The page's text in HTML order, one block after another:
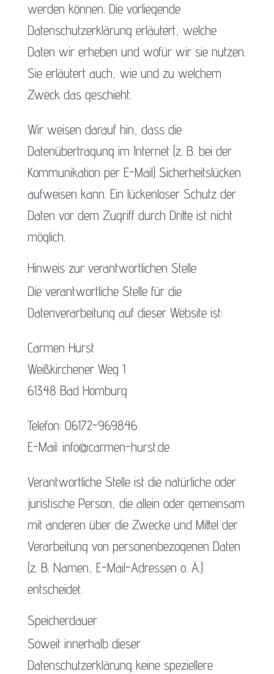
werden können. Die vorliegende
Datenschutzerklärung erläutert, welche
Daten wir erheben und wofür wir sie nutzen.
Sie erläutert auch, wie und zu welchem
Zweck das geschieht.
Wir weisen darauf hin, dass die
Datenübertragung im Internet (z. B. bei der
Kommunikation per E-Mail) Sicherheitslücken
aufweisen kann. Ein lückenloser Schutz der
Daten vor dem Zugriff durch Dritte ist nicht
möglich.
Hinweis zur verantwortlichen Stelle
Die verantwortliche Stelle für die
Datenverarbeitung auf dieser Website ist:
Carmen Hurst
Weißkirchener Weg 1
61348 Bad Homburg
Telefon: 06172-969846
E-Mail: info@carmen-hurst.de
Verantwortliche Stelle ist die natürliche oder
juristische Person, die allein oder gemeinsam
mit anderen über die Zwecke und Mittel der
Verarbeitung von personenbezogenen Daten
(z. B. Namen, E-Mail-Adressen o. Ä.)
entscheidet.
Speicherdauer
Soweit innerhalb dieser
Datenschutzerklärung keine speziellere